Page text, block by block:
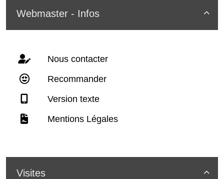

Webmaster - Infos
Nous contacter
Recommander
Version texte
Mentions Légales

Visites